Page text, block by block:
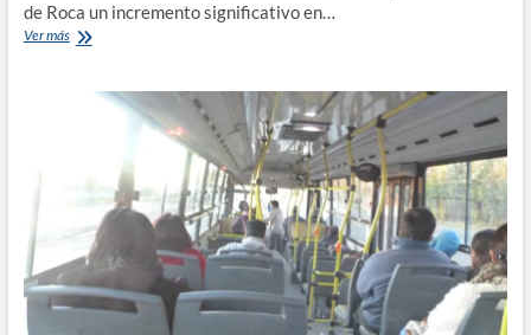
de Roca un incremento significativo en…
Ver másYa
aumento
comercios